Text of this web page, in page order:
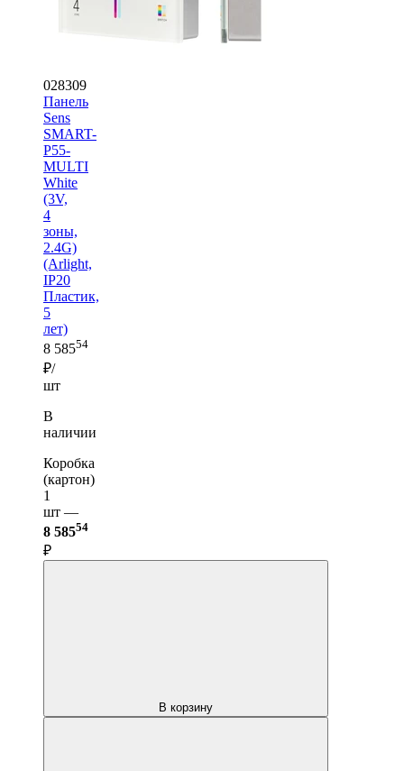
028309
Панель
Sens
SMART-
P55-
MULTI
White
(3V,
4
зоны,
2.4G)
(Arlight,
IP20
Пластик,
5
лет)
8 58554
₽/
шт
В
наличии
Коробка
(картон)
1
шт —
8 58554
₽
В корзину